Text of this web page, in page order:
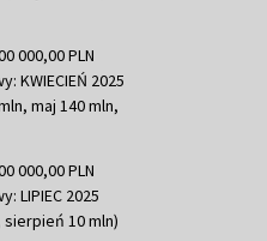
000,00 PLN
KWIECIEŃ 2025
maj 140 mln,
000,00 PLN
LIPIEC 2025
sierpień 10 mln)